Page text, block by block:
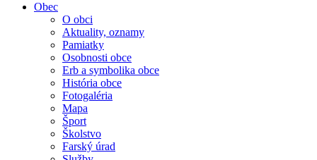
Obec
O obci
Aktuality, oznamy
Pamiatky
Osobnosti obce
Erb a symbolika obce
História obce
Fotogaléria
Mapa
Šport
Školstvo
Farský úrad